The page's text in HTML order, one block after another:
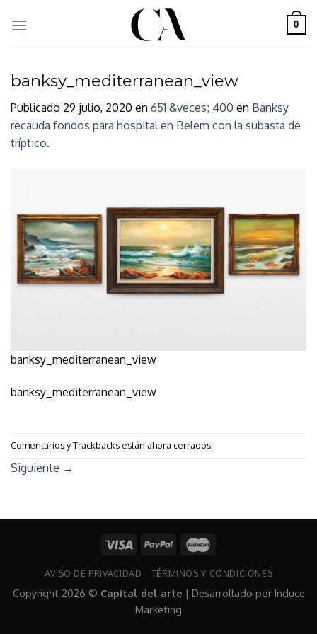
0
banksy_mediterranean_view
Publicado 29 julio, 2020 en 651 &veces; 400 en Banksy
recauda fondos para hospital en Belem con la subasta de
tríptico.
banksy_mediterranean_view
banksy_mediterranean_view
Comentarios y Trackbacks están ahora cerrados.
Siguiente →
AVISO DE PRIVACIDAD TÉRMINOS Y CONDICIONES
Copyright 2026 © Capital del arte | Desarrollado por Induce
Marketing